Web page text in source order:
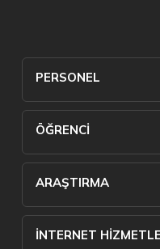
PERSONEL
ÖĞRENCİ
ARAŞTIRMA
İNTERNET